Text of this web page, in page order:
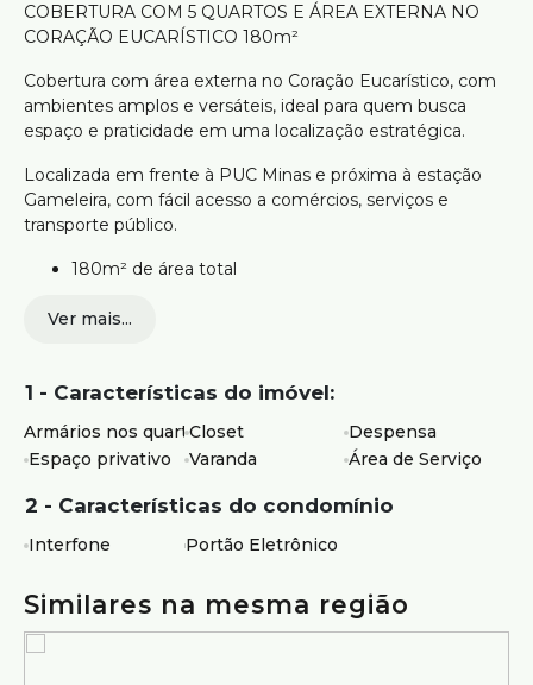
COBERTURA COM 5 QUARTOS E ÁREA EXTERNA NO
CORAÇÃO EUCARÍSTICO 180m²
Cobertura com área externa no Coração Eucarístico, com
ambientes amplos e versáteis, ideal para quem busca
espaço e praticidade em uma localização estratégica.
Localizada em frente à PUC Minas e próxima à estação
Gameleira, com fácil acesso a comércios, serviços e
transporte público.
180m² de área total
Sala ampla para convivência
Área externa privativa
01 vaga de garagem
externa e excelente localização próxima a universidade e
infraestrutura completa.
Atendimento com segurança e credibilidade pela Silvio
Ximenes Imobiliária, referência em Belo Horizonte, com
Ver mais...
1 - Características do imóvel:
Armários nos quartosCloset
Despensa
Espaço privativo
Varanda Área de Serviço
2 - Características do condomínio
Interfone Portão Eletrônico
Similares na mesma região